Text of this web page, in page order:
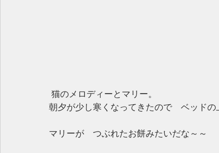
猫のメロディーとマリー。
朝夕が少し寒くなってきたので　ベッド
マリーが　つぶれたお餅みたいだな～～